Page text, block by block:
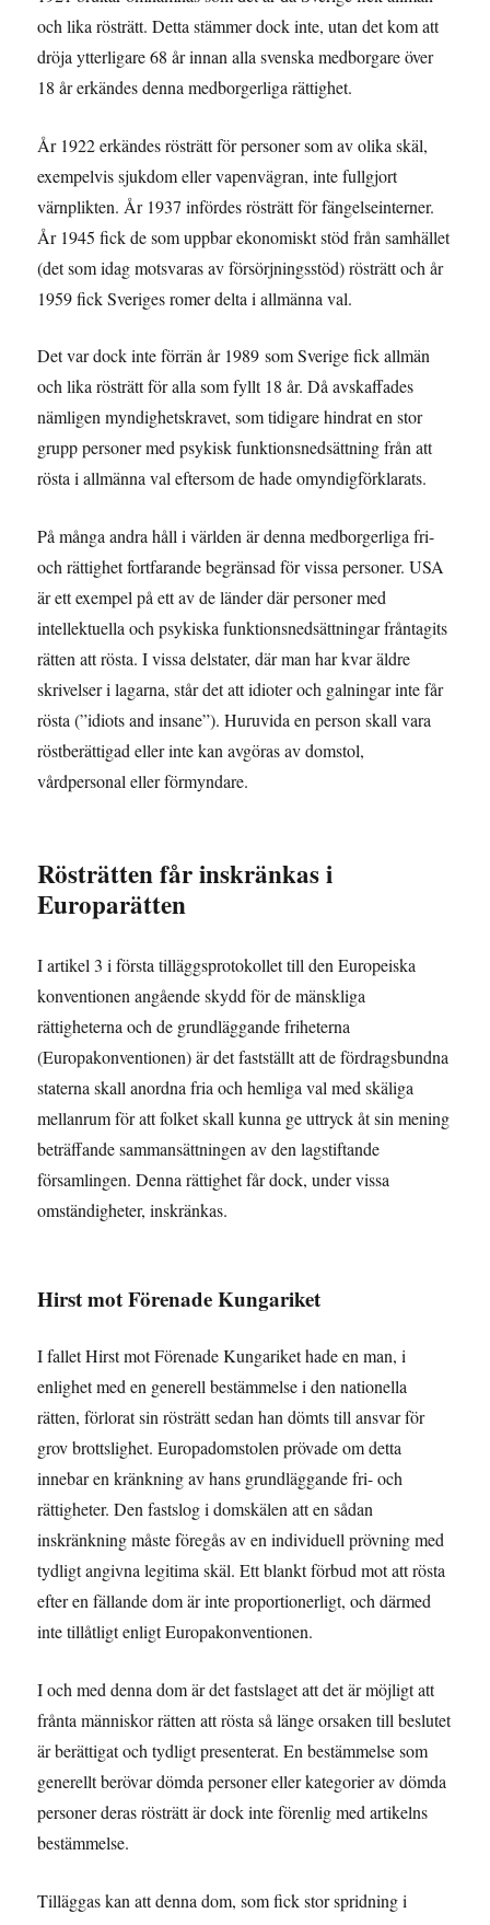
och lika rösträtt. Detta stämmer dock inte, utan det kom att
dröja ytterligare 68 år innan alla svenska medborgare över
18 år erkändes denna medborgerliga rättighet.
År 1922 erkändes rösträtt för personer som av olika skäl,
exempelvis sjukdom eller vapenvägran, inte fullgjort
värnplikten. År 1937 infördes rösträtt för fängelseinterner.
År 1945 fick de som uppbar ekonomiskt stöd från samhället
(det som idag motsvaras av försörjningsstöd) rösträtt och år
1959 fick Sveriges romer delta i allmänna val.
Det var dock inte förrän år 1989 som Sverige fick allmän
och lika rösträtt för alla som fyllt 18 år. Då avskaffades
nämligen myndighetskravet, som tidigare hindrat en stor
grupp personer med psykisk funktionsnedsättning från att
rösta i allmänna val eftersom de hade omyndigförklarats.
På många andra håll i världen är denna medborgerliga fri-
och rättighet fortfarande begränsad för vissa personer. USA
är ett exempel på ett av de länder där personer med
intellektuella och psykiska funktionsnedsättningar fråntagits
rätten att rösta. I vissa delstater, där man har kvar äldre
skrivelser i lagarna, står det att idioter och galningar inte får
rösta (”idiots and insane”). Huruvida en person skall vara
röstberättigad eller inte kan avgöras av domstol,
vårdpersonal eller förmyndare.
Rösträtten får inskränkas i
Europarätten
I artikel 3 i första tilläggsprotokollet till den Europeiska
konventionen angående skydd för de mänskliga
rättigheterna och de grundläggande friheterna
(Europakonventionen) är det fastställt att de fördragsbundna
staterna skall anordna fria och hemliga val med skäliga
mellanrum för att folket skall kunna ge uttryck åt sin mening
beträffande sammansättningen av den lagstiftande
församlingen. Denna rättighet får dock, under vissa
omständigheter, inskränkas.
Hirst mot Förenade Kungariket
I fallet Hirst mot Förenade Kungariket hade en man, i
enlighet med en generell bestämmelse i den nationella
rätten, förlorat sin rösträtt sedan han dömts till ansvar för
grov brottslighet. Europadomstolen prövade om detta
innebar en kränkning av hans grundläggande fri- och
rättigheter. Den fastslog i domskälen att en sådan
inskränkning måste föregås av en individuell prövning med
tydligt angivna legitima skäl. Ett blankt förbud mot att rösta
efter en fällande dom är inte proportionerligt, och därmed
inte tillåtligt enligt Europakonventionen.
I och med denna dom är det fastslaget att det är möjligt att
frånta människor rätten att rösta så länge orsaken till beslutet
är berättigat och tydligt presenterat. En bestämmelse som
generellt berövar dömda personer eller kategorier av dömda
personer deras rösträtt är dock inte förenlig med artikelns
bestämmelse.
Tilläggas kan att denna dom, som fick stor spridning i